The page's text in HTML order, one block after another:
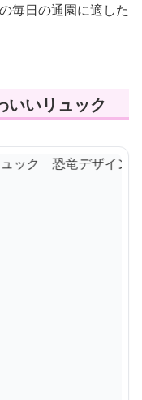
毎日の通園に適した
いいリュック